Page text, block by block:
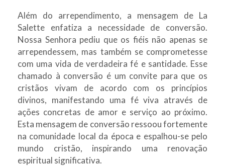
Além do arrependimento, a mensagem de La
Salette enfatiza a necessidade de conversão.
Nossa Senhora pediu que os fiéis não apenas se
arrependessem, mas também se comprometesse
com uma vida de verdadeira fé e santidade. Esse
chamado à conversão é um convite para que os
cristãos vivam de acordo com os princípios
divinos, manifestando uma fé viva através de
ações concretas de amor e serviço ao próximo.
Esta mensagem de conversão ressoou fortemente
na comunidade local da época e espalhou-se pelo
mundo cristão, inspirando uma renovação
espiritual significativa.